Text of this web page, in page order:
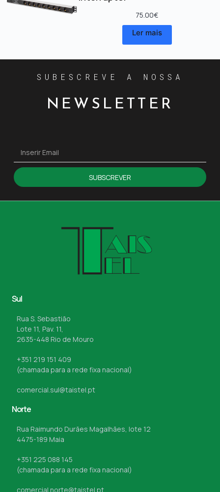
75.00€
Ler mais
SUBESCREVE A NOSSA
NEWSLETTER
SUBSCREVER
Sul
Rua S. Sebastião
Lote 11, Pav. 11,
2635-448 Rio de Mouro
+351 219 151 409
(chamada para a rede fixa nacional)
comercial.sul@taistel.pt
Norte
Rua Raimundo Durães Magalhães, lote 12
4475-189 Maia
+351 225 088 145
(chamada para a rede fixa nacional)
comercial.norte@taistel.pt